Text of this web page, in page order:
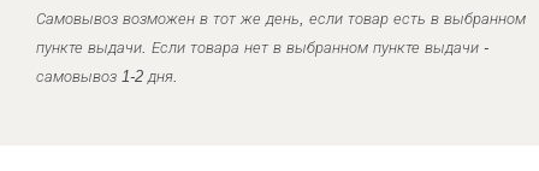
Самовывоз возможен в тот же день, если товар есть в выбранном
пункте выдачи. Если товара нет в выбранном пункте выдачи -
самовывоз 1-2 дня.